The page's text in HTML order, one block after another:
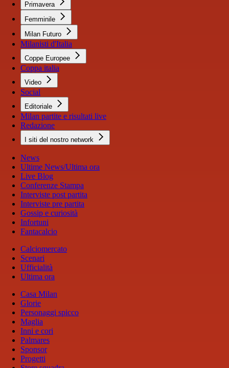
Primavera
Femminile
Milan Futuro
Milanisti d'Italia
Coppe Europee
Coppa italia
Video
Social
Editoriale
Milan partite e risultati live
Redazione
I siti del nostro network
News
Ultime News/Ultima ora
Live Blog
Conferenze Stampa
Interviste post partita
Interviste pre partita
Gossip e curiosità
Infortuni
Fantacalcio
Calciomercato
Scenari
Ufficialità
Ultima ora
Casa Milan
Glorie
Personaggi spicco
Maglia
Inni e cori
Palmares
Sponsor
Progetti